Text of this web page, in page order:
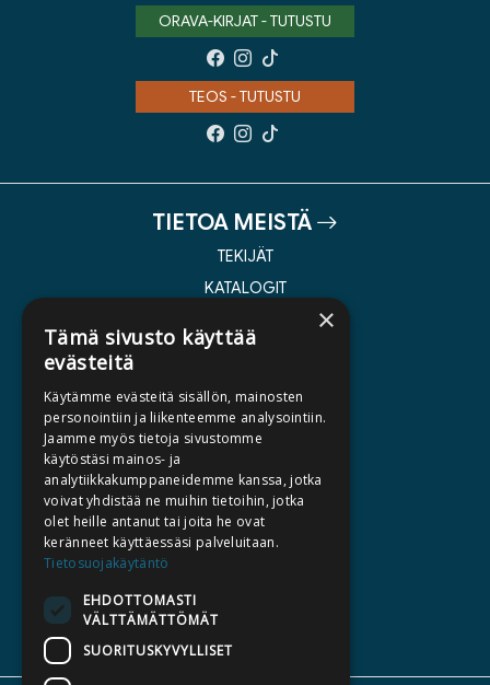
ORAVA-KIRJAT - TUTUSTU
TEOS - TUTUSTU
TIETOA MEISTÄ
TEKIJÄT
KATALOGIT
KIRJA TILAUSTYÖNÄ
MEDIALLE
LASKUTUSOSOITTEET
SILTALA.FI
ENNAKKOTILATTAVAT
LAHJAKORTTI
×
Tämä sivusto käyttää
evästeitä
Käytämme evästeitä sisällön, mainosten
personointiin ja liikenteemme analysointiin.
Jaamme myös tietoja sivustomme
käytöstäsi mainos- ja
analytiikkakumppaneidemme kanssa, jotka
voivat yhdistää ne muihin tietoihin, jotka
olet heille antanut tai joita he ovat
keränneet käyttäessäsi palveluitaan.
Tietosuojakäytäntö
EHDOTTOMASTI
VÄLTTÄMÄTTÖMÄT
SUORITUSKYVYLLISET